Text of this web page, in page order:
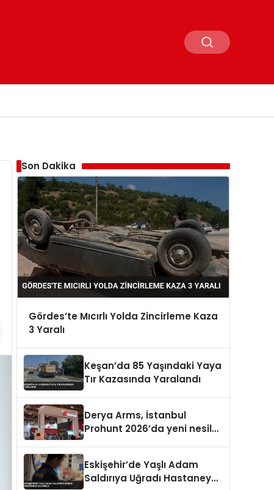
Son Dakika
Gördes’te Mıcırlı Yolda Zincirleme Kaza
3 Yaralı
Keşan’da 85 Yaşındaki Yaya
Tır Kazasında Yaralandı
Derya Arms, İstanbul
Prohunt 2026’da yeni nesil
Eskişehir’de Yaşlı Adam
Saldırıya Uğradı Hastaneye